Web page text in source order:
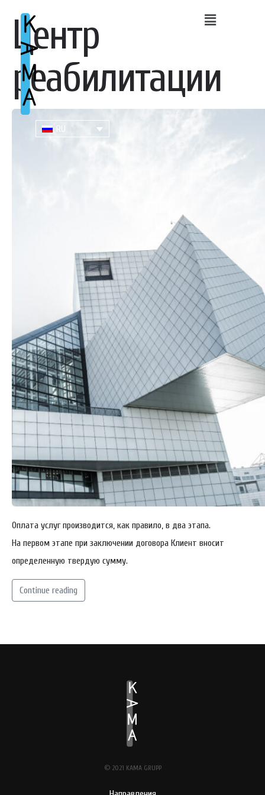
RU
Центр
реабилитации
Оплата услуг производится, как правило, в два этапа.
На первом этапе при заключении договора Клиент вносит
определенную твердую сумму.
Continue reading
© 2021 KAMA GRUPP